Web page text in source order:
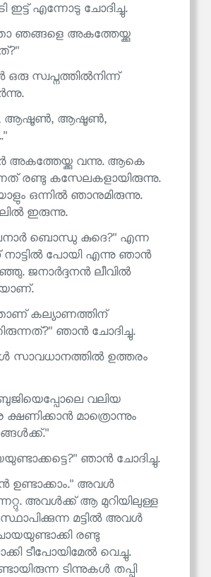
ഇട്ട് എന്നോടു ചോദിച്ചു.
ഞങ്ങളെ അകത്തേയ്ക്കു
സ്വപ്നത്തിൽനിന്ന്
ആഷൂൺ, ആഷൂൺ,
അകത്തേയ്ക്കു വന്നു. ആകെ
രണ്ടു കസേലകളായിരുന്നു.
ഒന്നിൽ ഞാനുമിരുന്നു.
ഇരുന്നു.
ബൊന്ധു കുദെ?'' എന്ന
നാട്ടിൽ പോയി എന്നു ഞാൻ
ജനാർദ്ദനൻ ലീവിൽ
കല്യാണത്തിന്
ഞാൻ ചോദിച്ചു.
സാവധാനത്തിൽ ഉത്തരം
വലിയ
മാത്രൊന്നും
ഞാൻ ചോദിച്ചു.
ഉണ്ടാക്കാം.'' അവൾ
അവൾക്ക് ആ മുറിയിലുള്ള
മട്ടിൽ അവൾ
രണ്ടു
ടീപോയിമേൽ വെച്ചു.
ടിന്നുകൾ തപ്പി